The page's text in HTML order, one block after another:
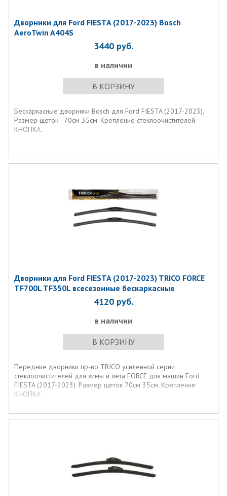
Дворники для Ford FIESTA (2017-2023) Bosch
AeroTwin A404S
3440 руб.
в наличии
В КОРЗИНУ
Бескаркасные дворники Bosch для Ford FIESTA (2017-2023).
Размер щеток - 70см 35см. Крепление стеклоочистителей
КНОПКА.
Дворники для Ford FIESTA (2017-2023) TRICO FORCE
TF700L TF350L всесезонные бескаркасные
4120 руб.
в наличии
В КОРЗИНУ
Передние дворники пр-во TRICO усиленной серии
стеклоочистителей для зимы и лета FORCE для машин Ford
FIESTA (2017-2023). Размер щеток 70см 35см. Крепление
КНОПКА